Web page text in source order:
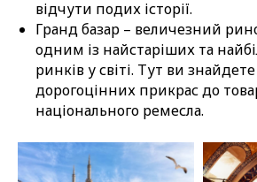
відчути подих історії.
Гранд базар – величезний
одним із найстаріших та
ринків у світі. Тут ви
дорогоцінних прикрас до
національного ремесла.